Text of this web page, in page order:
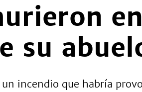
su
incendio que habría